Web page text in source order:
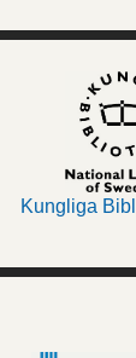
Kungliga